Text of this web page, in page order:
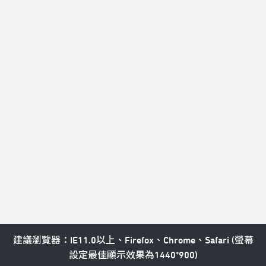
建議瀏覽器：IE11.0以上、Firefox、Chrome、Safari (螢幕
設定最佳顯示效果為1440*900)